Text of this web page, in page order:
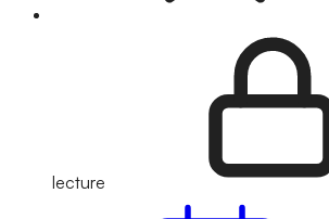
lecture